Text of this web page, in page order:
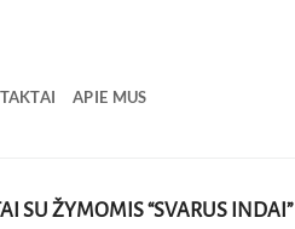
APIE MUS
SU ŽYMOMIS “SVARUS INDAI”